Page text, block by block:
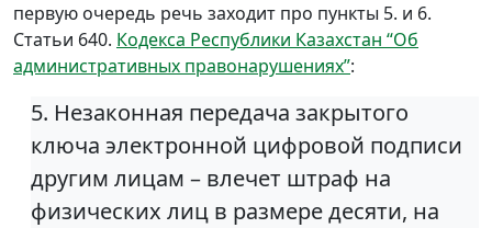
первую очередь речь заходит про пункты 5. и 6.
Статьи 640. Кодекса Республики Казахстан “Об
административных правонарушениях”:
5. Незаконная передача закрытого
ключа электронной цифровой подписи
другим лицам – влечет штраф на
физических лиц в размере десяти, на